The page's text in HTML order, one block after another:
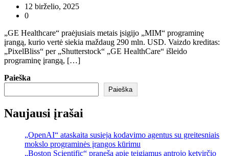
12 birželio, 2025
0
„GE Healthcare“ praėjusiais metais įsigijo „MIM“ programinę
įrangą, kurio vertė siekia maždaug 290 mln. USD. Vaizdo kreditas:
„PixelBliss“ per „Shutterstock“ „GE HealthCare“ išleido
programinę įrangą, […]
Paieška
Paieška
Naujausi įrašai
„OpenAI“ ataskaita susieja kodavimo agentus su greitesniais
mokslo programinės įrangos kūrimu
„Boston Scientific“ praneša apie teigiamus antrojo ketvirčio